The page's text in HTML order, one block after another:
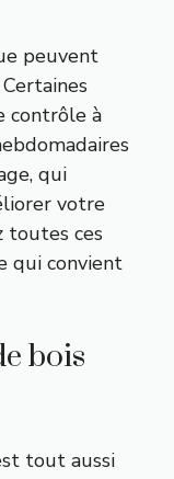
peuvent
contrôle à
qui
votre
toutes ces
qui convient
bois
tout aussi